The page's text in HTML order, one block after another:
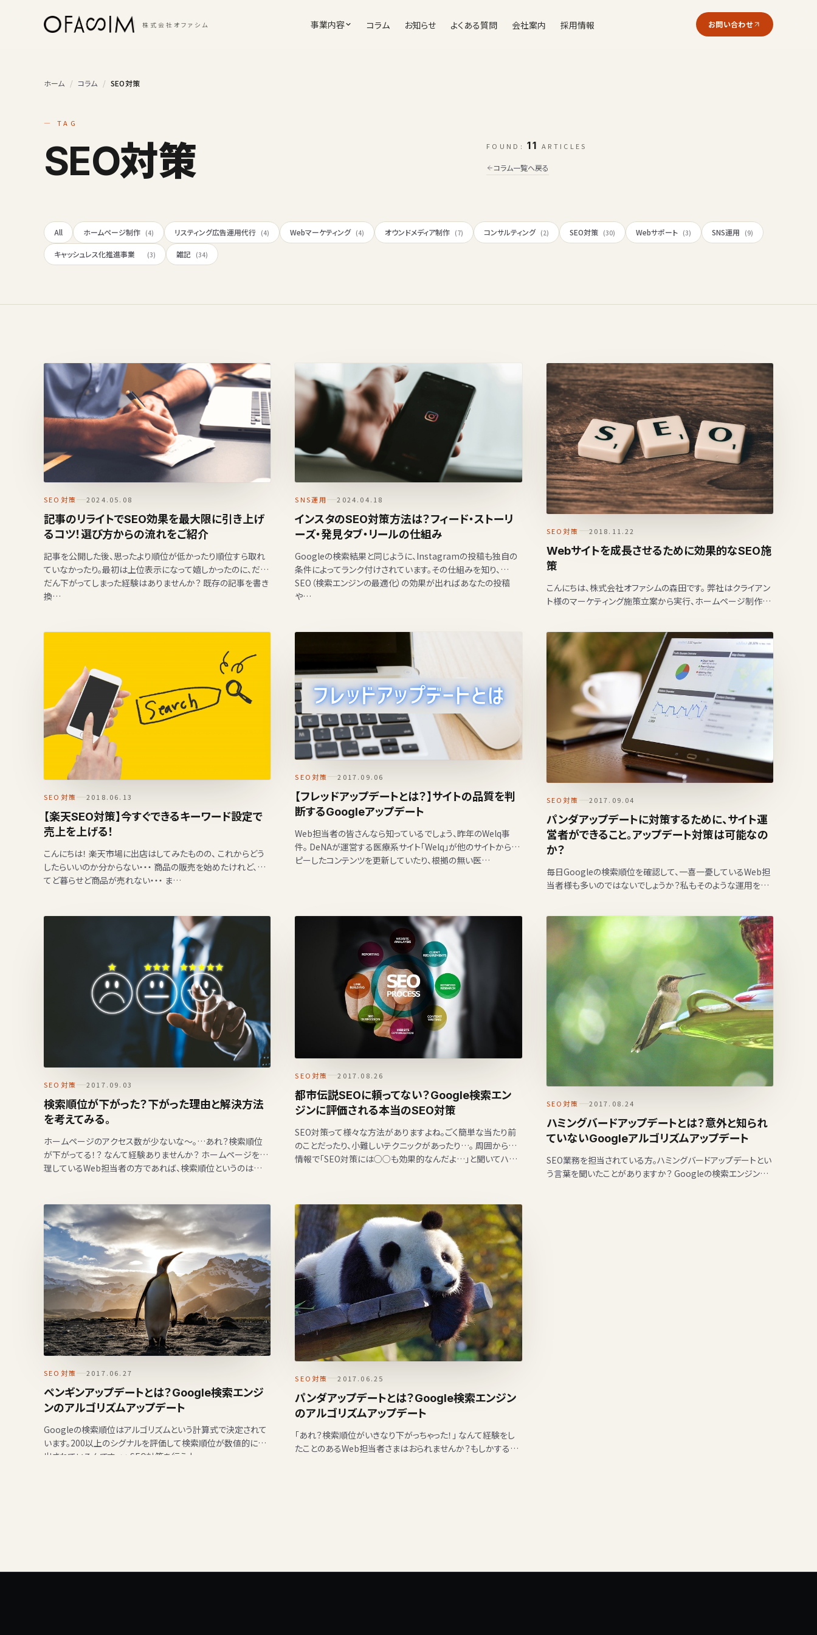
株式会社オファシム 事業内容 コラム お知らせ よくある質問 会社案内 採用情報 お問い合わせ
ホーム / コラム / SEO対策
— TAG
SEO対策 FOUND:11 ARTICLES
コラム一覧へ戻る
All ホームページ制作 (4) リスティング広告運用代行 (4) Webマーケティング (4) オウンドメディア制作 (7) コンサルティング (2) SEO対策 (30) Webサポート (3) SNS運用 (9)
キャッシュレス化推進事業 (3) 雑記 (34)
SEO対策 2024.05.08
記事のリライトでSEO効果を最大限に引き上げ
るコツ！選び方からの流れをご紹介
記事を公開した後、思ったより順位が低かったり順位すら取れ
ていなかったり。最初は上位表示になって嬉しかったのに、だん
だん下がってしまった経験はありませんか？ 既存の記事を書き
換…
SNS運用 2024.04.18
インスタのSEO対策方法は？フィード・ストーリ
ーズ・発見タブ・リールの仕組み
Googleの検索結果と同じように、Instagramの投稿も独自の
条件によってランク付けされています。その仕組みを知り、
SEO（検索エンジンの最適化）の効果が出ればあなたの投稿
や…
SEO対策 2018.11.22
Webサイトを成長させるために効果的なSEO施
策
こんにちは、株式会社オファシムの森田です。 弊社はクライアン
ト様のマーケティング施策立案から実行、ホームページ制作、
SEO対策 2018.06.13
【楽天SEO対策】今すぐできるキーワード設定で
売上を上げる！
こんにちは！ 楽天市場に出店はしてみたものの、 これからどう
したらいいのか分からない・・・ 商品の販売を始めたけれど、待
てど暮らせど商品が売れない・・・ ま…
SEO対策 2017.09.06
【フレッドアップデートとは？】サイトの品質を判
断するGoogleアップデート
Web担当者の皆さんなら知っているでしょう、昨年のWelq事
件。 DeNAが運営する医療系サイト「Welq」が他のサイトからコ
ピーしたコンテンツを更新していたり、根拠の無い医…
SEO対策 2017.09.04
パンダアップデートに対策するために、サイト運
営者ができること。アップデート対策は可能なの
か？
毎日Googleの検索順位を確認して、一喜一憂しているWeb担
当者様も多いのではないでしょうか？私もそのような運用を行
SEO対策 2017.09.03
検索順位が下がった？下がった理由と解決方法
を考えてみる。
ホームページのアクセス数が少ないな〜。…あれ？検索順位
が下がってる！？ なんて経験ありませんか？ ホームページを管
理しているWeb担当者の方であれば、検索順位というのは…
SEO対策 2017.08.26
都市伝説SEOに頼ってない？Google検索エン
ジンに評価される本当のSEO対策
SEO対策って様々な方法がありますよね。ごく簡単な当たり前
のことだったり、小難しいテクニックがあったり…。 周囲からの
情報で「SEO対策には○○も効果的なんだよ…」と聞いてハ…
SEO対策 2017.08.24
ハミングバードアップデートとは？意外と知られ
ていないGoogleアルゴリズムアップデート
SEO業務を担当されている方。ハミングバードアップデートとい
う言葉を聞いたことがありますか？ Googleの検索エンジンア
SEO対策 2017.06.27
ペンギンアップデートとは？Google検索エンジ
ンのアルゴリズムアップデート
Googleの検索順位はアルゴリズムという計算式で決定されて
います。200以上のシグナルを評価して検索順位が数値的に算
出されているんです。 >>SEO対策を行う上…
SEO対策 2017.06.25
パンダアップデートとは？Google検索エンジン
のアルゴリズムアップデート
「あれ？検索順位がいきなり下がっちゃった！」 なんて経験をし
たことのあるWeb担当者さまはおられませんか？もしかすると、